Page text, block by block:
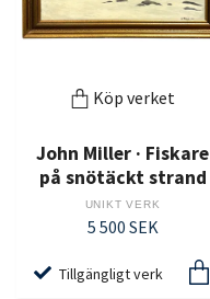
Köp verket
John Miller · Fiskare
på snötäckt strand
UNIKT VERK
5 500 SEK
Tillgängligt verk